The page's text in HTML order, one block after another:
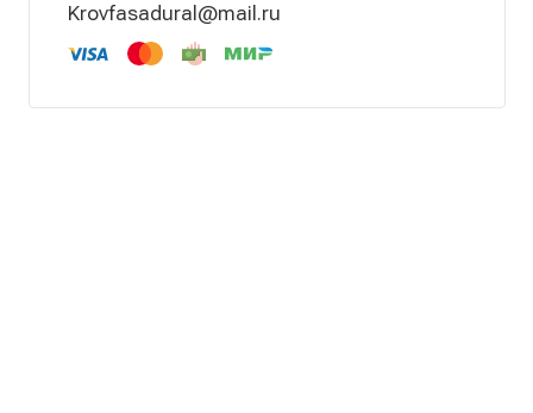
Krovfasadural@mail.ru